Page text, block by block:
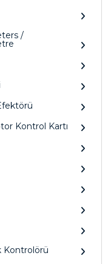
/
Kontrol Kartı
Kontrolörü